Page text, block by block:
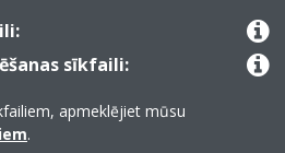
© Daikin
sīkfaili:
apmeklējiet mūsu
.